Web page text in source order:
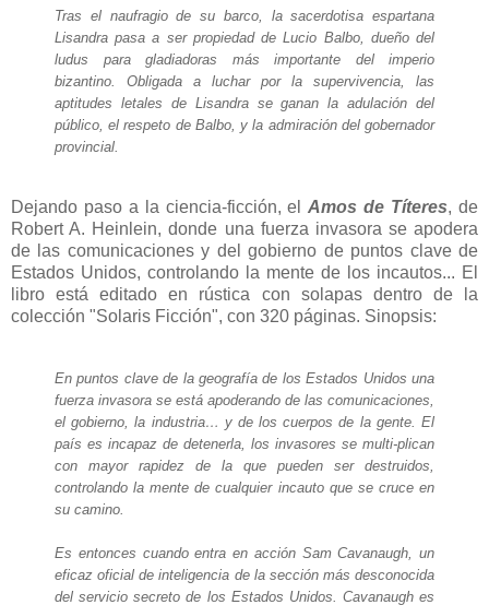
Tras el naufragio de su barco, la sacerdotisa espartana
Lisandra pasa a ser propiedad de Lucio Balbo, dueño del
ludus para gladiadoras más importante del imperio
bizantino. Obligada a luchar por la supervivencia, las
aptitudes letales de Lisandra se ganan la adulación del
público, el respeto de Balbo, y la admiración del gobernador
provincial.
Dejando paso a la ciencia-ficción, elAmos de Títeres, de
Robert A. Heinlein, donde una fuerza invasora se apodera
de las comunicaciones y del gobierno de puntos clave de
Estados Unidos, controlando la mente de los incautos... El
libro está editado en rústica con solapas dentro de la
colección "Solaris Ficción", con 320 páginas. Sinopsis:
En puntos clave de la geografía de los Estados Unidos una
fuerza invasora se está apoderando de las comunicaciones,
el gobierno, la industria… y de los cuerpos de la gente. El
país es incapaz de detenerla, los invasores se multi-plican
con mayor rapidez de la que pueden ser destruidos,
controlando la mente de cualquier incauto que se cruce en
su camino.
Es entonces cuando entra en acción Sam Cavanaugh, un
eficaz oficial de inteligencia de la sección más desconocida
del servicio secreto de los Estados Unidos. Cavanaugh es